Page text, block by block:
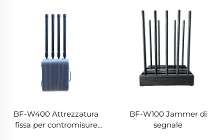
BF-W400 Attrezzatura
fissa per contromisure
BF-W100 Jammer di
segnale